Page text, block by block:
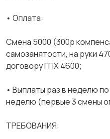
• Оплата:
Смена 5000 (300р
самозанятости, на руки
договору ГПХ 4600;
• Выплаты раз в неделю
неделю (первые 3 смены
ТРЕБОВАНИЯ: